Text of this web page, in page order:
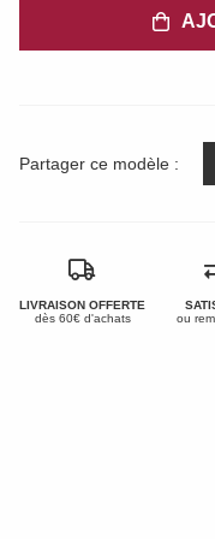
Partager ce modèle :
LIVRAISON OFFERTE
dès 60€ d'achats
ou